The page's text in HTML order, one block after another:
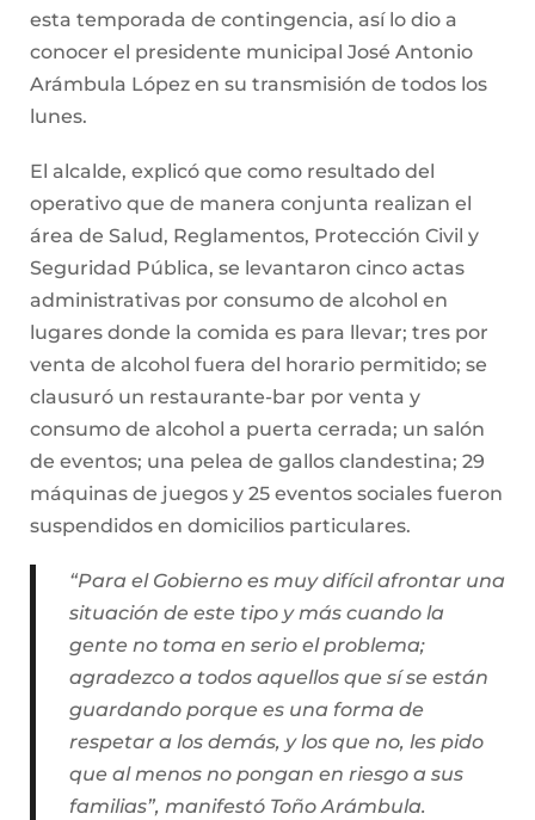
esta temporada de contingencia, así lo dio a
conocer el presidente municipal José Antonio
Arámbula López en su transmisión de todos los
lunes.
El alcalde, explicó que como resultado del
operativo que de manera conjunta realizan el
área de Salud, Reglamentos, Protección Civil y
Seguridad Pública, se levantaron cinco actas
administrativas por consumo de alcohol en
lugares donde la comida es para llevar; tres por
venta de alcohol fuera del horario permitido; se
clausuró un restaurante-bar por venta y
consumo de alcohol a puerta cerrada; un salón
de eventos; una pelea de gallos clandestina; 29
máquinas de juegos y 25 eventos sociales fueron
suspendidos en domicilios particulares.
“Para el Gobierno es muy difícil afrontar una
situación de este tipo y más cuando la
gente no toma en serio el problema;
agradezco a todos aquellos que sí se están
guardando porque es una forma de
respetar a los demás, y los que no, les pido
que al menos no pongan en riesgo a sus
familias”, manifestó Toño Arámbula.